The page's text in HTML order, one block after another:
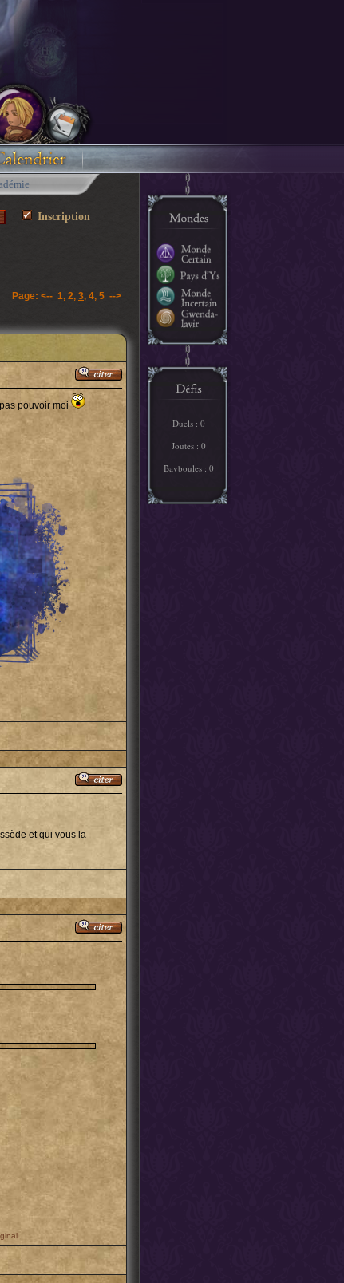
Duels : 0
Joutes : 0
Bavboules : 0
Inscription
Page: <-- 1, 2, 3, 4, 5 -->
pouvoir moi
et qui vous la